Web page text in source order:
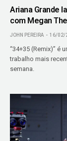
Ariana Grande
com Megan
JOHN PEREIRA 16/02/
“34+35 (Remix)” é
trabalho mais
semana.